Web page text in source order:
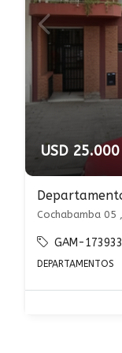
USD 25.000
GAM-173933
DEPARTAMENTOS